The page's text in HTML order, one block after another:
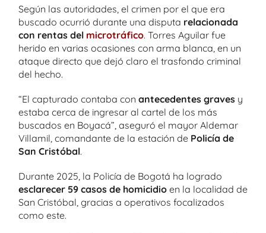
Según las autoridades, el crimen por el que era
buscado ocurrió durante una disputa relacionada
con rentas del microtráfico. Torres Aguilar fue
herido en varias ocasiones con arma blanca, en un
ataque directo que dejó claro el trasfondo criminal
del hecho.
“El capturado contaba con antecedentes graves y
estaba cerca de ingresar al cartel de los más
buscados en Boyacá”, aseguró el mayor Aldemar
Villamil, comandante de la estación de Policía de
San Cristóbal.
Durante 2025, la Policía de Bogotá ha logrado
esclarecer 59 casos de homicidio en la localidad de
San Cristóbal, gracias a operativos focalizados
como este.